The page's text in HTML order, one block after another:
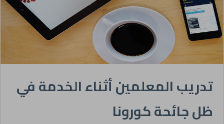
تدريب المعلمين أثناء الخدمة في
ظل جائحة كورونا